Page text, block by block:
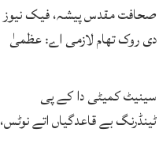
صحافت مقدس پیشہ، فیک نیوز
دی روک تھام لازمی اے: عظمیٰ
سینیٹ کمیٹی دا کے پی
ٹینڈرنگ بے قاعدگیاں اتے نوٹس،